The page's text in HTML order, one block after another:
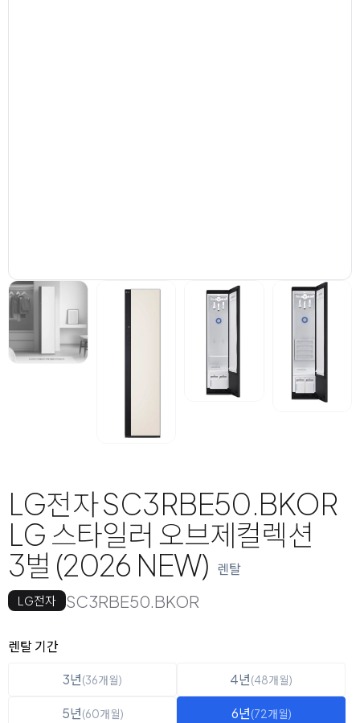
LG전자 SC3RBE50.BKOR
LG 스타일러 오브제컬렉션
3벌 (2026 NEW) 렌탈
LG전자 SC3RBE50.BKOR
옵션 선택
렌탈 선택
렌탈 기간
3년(36개월) 4년(48개월)
5년(60개월) 6년(72개월)